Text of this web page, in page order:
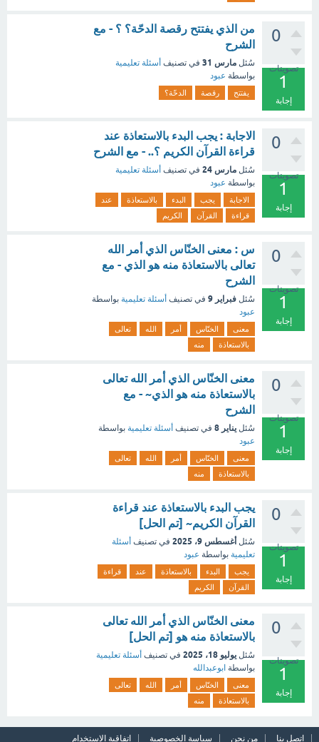
0
تصويتات
1
إجابة
من الذي يفتتح رقصة الدحّة؟ ؟ - مع
الشرح
سُئل مارس 31 في تصنيف أسئلة تعليمية
بواسطة عبود
يفتتح رقصة الدحّة؟
0
تصويتات
1
إجابة
الاجابة : يجب البدء بالاستعاذة عند
قراءة القرآن الكريم ؟.. - مع الشرح
سُئل مارس 24 في تصنيف أسئلة تعليمية
بواسطة عبود
الاجابة يجب البدء بالاستعاذة
عند
قراءة
القرآن الكريم
0
تصويتات
1
إجابة
س : معنى الخنّاس الذي أمر الله
تعالى بالاستعاذة منه هو الذي - مع
الشرح
سُئل فبراير 9 في تصنيف أسئلة تعليمية بواسطة
عبود
معنى الخنّاس أمر الله
تعالى
بالاستعاذة
منه
0
تصويتات
1
إجابة
معنى الخنّاس الذي أمر الله تعالى
بالاستعاذة منه هو الذي~ - مع
الشرح
سُئل يناير 8 في تصنيف أسئلة تعليمية بواسطة
عبود
معنى الخنّاس أمر الله
تعالى
بالاستعاذة
منه
0
تصويتات
1
إجابة
يجب البدء بالاستعاذة عند قراءة
القرآن الكريم~ [تم الحل]
سُئل أغسطس 9، 2025 في تصنيف أسئلة
تعليمية بواسطة عبود
يجب البدء بالاستعاذة عند
قراءة
القرآن
الكريم
0
تصويتات
1
إجابة
معنى الخنّاس الذي أمر الله تعالى
بالاستعاذة منه هو [تم الحل]
سُئل يوليو 18، 2025 في تصنيف أسئلة تعليمية
بواسطة ابوعبدالله
معنى الخنّاس أمر الله
تعالى
بالاستعاذة
منه
اتصل بنا من نحن سياسة الخصوصية اتفاقية الاستخدام